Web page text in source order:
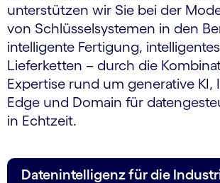
unterstützen wir Sie bei der
von Schlüsselsystemen in den
intelligente Fertigung,
Lieferketten – durch die
Expertise rund um generative KI,
Edge und Domain für
in Echtzeit.
Datenintelligenz für die